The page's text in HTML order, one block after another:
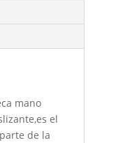
mano
el
de la